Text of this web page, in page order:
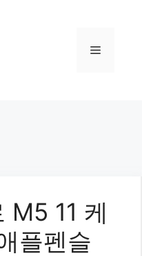
메
M5 11 케
플펜슬